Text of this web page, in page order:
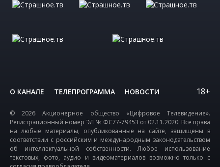
О КАНАЛЕ ТЕЛЕПРОГРАММА НОВОСТИ 18+
© 2026 Акционерное общество «Цифровое Телевидение».
Регистрационный номер ЭЛ № ФС77-79453 от 02.11.2020. Все права
на любые материалы, опубликованные на сайте, защищены в
соответствии с российским и международным законодательством
об интеллектуальной собственности. Любое использование
текстовых, фото, аудио и видеоматериалов возможно только с